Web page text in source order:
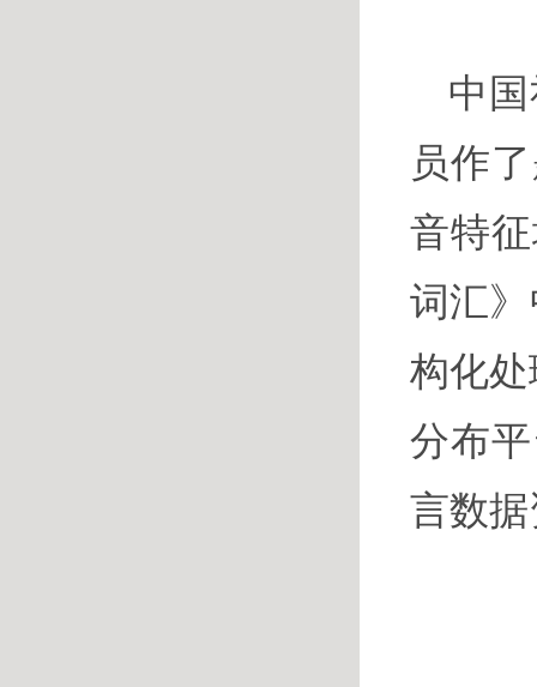
中
员作
音特
词汇
构化
分布
言数